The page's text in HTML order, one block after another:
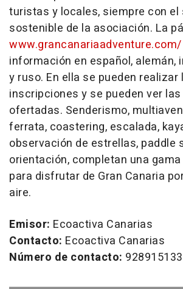
turistas y locales, siempre con el
sostenible de la asociación. La
www.grancanariaadventure.com/
información en español, alemán,
y ruso. En ella se pueden realizar
inscripciones y se pueden ver
ofertadas. Senderismo,
ferrata, coastering, escalada,
observación de estrellas, paddle
orientación, completan una
para disfrutar de Gran Canaria
aire.
Emisor: Ecoactiva Canarias
Contacto: Ecoactiva Canarias
Número de contacto: 928915133